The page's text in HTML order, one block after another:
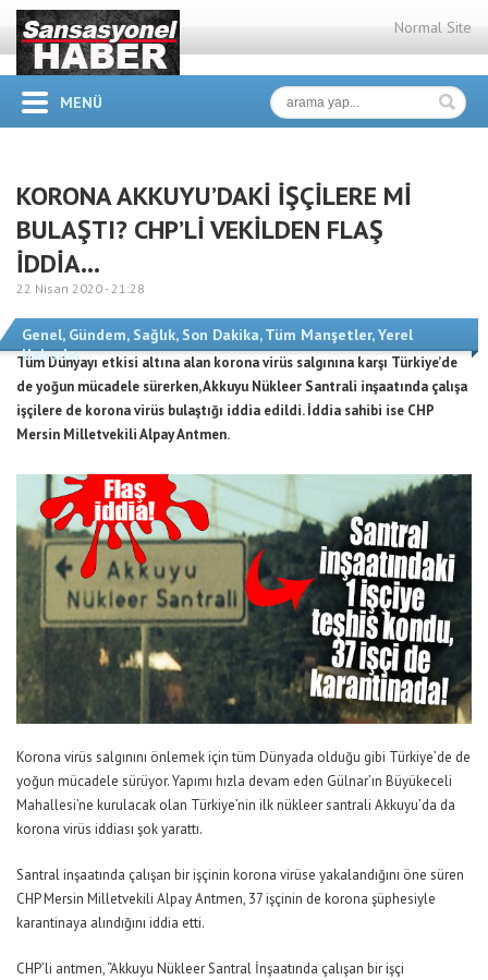
Normal Site
MENÜ
KORONA AKKUYU’DAKİ İŞÇİLERE Mİ
BULAŞTI? CHP’Lİ VEKİLDEN FLAŞ
İDDİA…
22 Nisan 2020 -21:28
Genel, Gündem, Sağlık, Son Dakika,Tüm Manşetler,Yerel
Haberler
Tüm Dünyayı etkisi altına alan korona virüs salgınına karşı Türkiye’de
de yoğun mücadele sürerken, Akkuyu Nükleer Santrali inşaatında çalışa
işçilere de korona virüs bulaştığı iddia edildi. İddia sahibi ise CHP
Mersin Milletvekili Alpay Antmen.
Korona virüs salgınını önlemek için tüm Dünyada olduğu gibi Türkiye’de de
yoğun mücadele sürüyor. Yapımı hızla devam eden Gülnar’ın Büyükeceli
Mahallesi’ne kurulacak olan Türkiye’nin ilk nükleer santrali Akkuyu’da da
korona virüs iddiası şok yarattı.
Santral inşaatında çalışan bir işçinin korona virüse yakalandığını öne süren
CHP Mersin Milletvekili Alpay Antmen, 37 işçinin de korona şüphesiyle
karantinaya alındığını iddia etti.
CHP’li antmen, “Akkuyu Nükleer Santral İnşaatında çalışan bir işçi